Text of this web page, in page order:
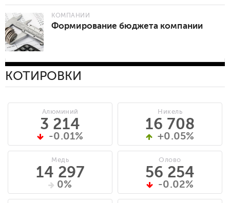
КОМПАНИИ
Формирование бюджета компании
КОТИРОВКИ
Алюминий
3 214
-0.01%
Медь
14 297
0%
Никель
16 708
+0.05%
Олово
56 254
-0.02%